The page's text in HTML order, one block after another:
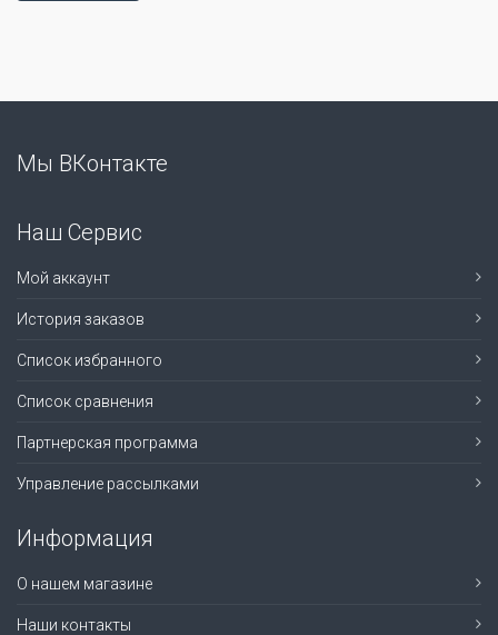
Мы ВКонтакте
Наш Сервис
Мой аккаунт
История заказов
Список избранного
Список сравнения
Партнерская программа
Управление рассылками
Информация
О нашем магазине
Наши контакты